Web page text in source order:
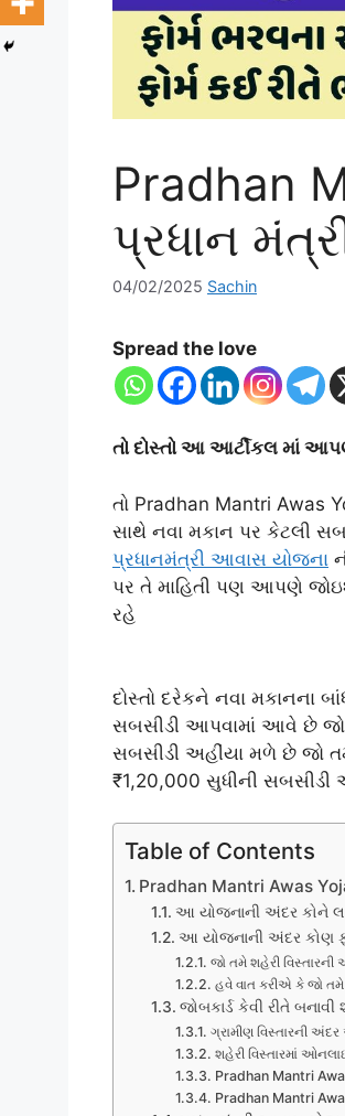
Pradhan
પ્રધાન
04/02/2025 Sachin
Spread the love
તો દોસ્તો આ આર્ટીકલ માં
તો Pradhan Mantri Awas
સાથે નવા મકાન પર કેટલી
પ્રધાનમંત્રી આવાસ યોજના
પર તે માહિતી પણ આપણે જોઇશું
રહે
દોસ્તો દરેકને નવા મકાનના
સબસીડી આપવામાં આવે છે જો
સબસીડી અહીંયા મળે છે જો
₹1,20,000 સુધીની
Table of Contents
Pradhan Mantri Awas
આ યોજનાની અંદર કોને
આ યોજનાની અંદર કોણ
જો તમે શહેરી
હવે વાત કરીએ કે જો તમે
જોબકાર્ડ કેવી રીતે
ગ્રામીણ વિસ્તારની
શહેરી વિસ્તારમાં
Pradhan Mantri
Pradhan Mantri